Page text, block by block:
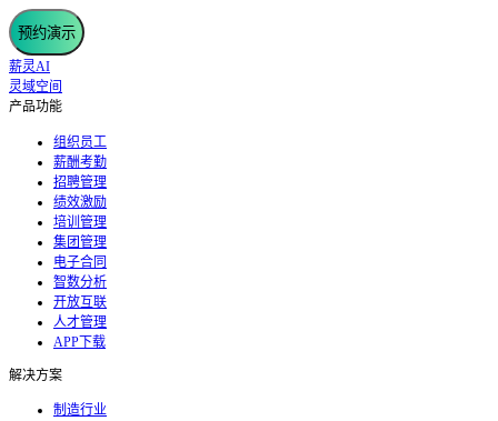
预约演示
薪灵AI
灵域空间
产品功能
组织员工
薪酬考勤
招聘管理
绩效激励
培训管理
集团管理
电子合同
智数分析
开放互联
人才管理
APP下载
解决方案
制造行业